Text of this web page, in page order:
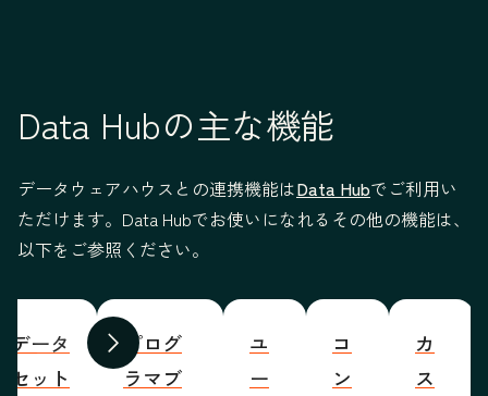
Data Hubの主な機能
データウェアハウスとの連携機能はData Hubでご利用い
ただけます。Data Hubでお使いになれるその他の機能は、
以下をご参照ください。
前へ 次へ
データ
セット
プログ
ラマブ
ユ
ー
コ
ン
カ
ス